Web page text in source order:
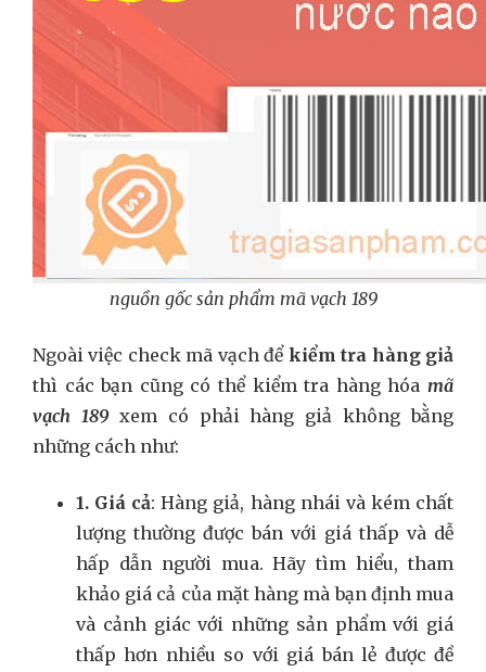
nguồn gốc sản phẩm mã vạch 189
Ngoài việc check mã vạch để kiểm tra hàng giả
thì các bạn cũng có thể kiểm tra hàng hóa mã
vạch 189xem có phải hàng giả không bằng
những cách như:
1. Giá cả: Hàng giả, hàng nhái và kém chất
lượng thường được bán với giá thấp và dễ
hấp dẫn người mua. Hãy tìm hiểu, tham
khảo giá cả của mặt hàng mà bạn định mua
và cảnh giác với những sản phẩm với giá
thấp hơn nhiều so với giá bán lẻ được đề